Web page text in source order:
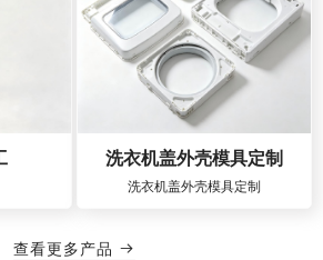
洗衣机盖外壳模具定制
洗衣机盖外壳模具定制
查看更多产品 